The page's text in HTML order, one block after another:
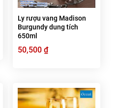
Ly rượu vang Madison
Burgundy dung tích
650ml
50,500 ₫